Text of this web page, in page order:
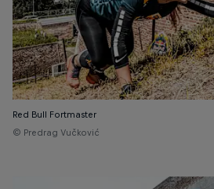
Red Bull Fortmaster
© Predrag Vučković